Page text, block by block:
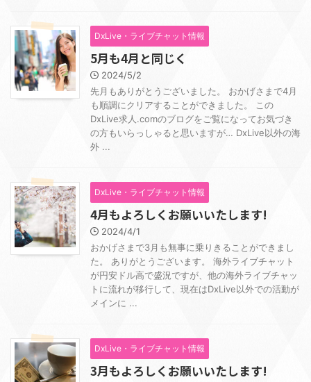
DxLive・ライブチャット情報
5月も4月と同じく
2024/5/2
先月もありがとうございました。 おかげさまで4月
も順調にクリアすることができました。 この
DxLive求人.comのブログをご覧になってお気づき
の方もいらっしゃると思いますが… DxLive以外の海
外 ...
DxLive・ライブチャット情報
4月もよろしくお願いいたします!
2024/4/1
おかげさまで3月も無事に乗りきることができまし
た。 ありがとうございます。 海外ライブチャット
が円安ドル高で盛況ですが、他の海外ライブチャッ
トに流れが移行して、現在はDxLive以外での活動が
メインに ...
DxLive・ライブチャット情報
3月もよろしくお願いいたします!